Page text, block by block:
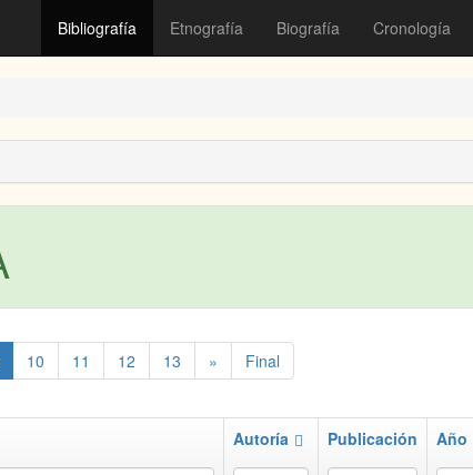
Bibliografía Etnografía Biografía Cronología
10 11 12 13 » Final
Autoría Publicación Año